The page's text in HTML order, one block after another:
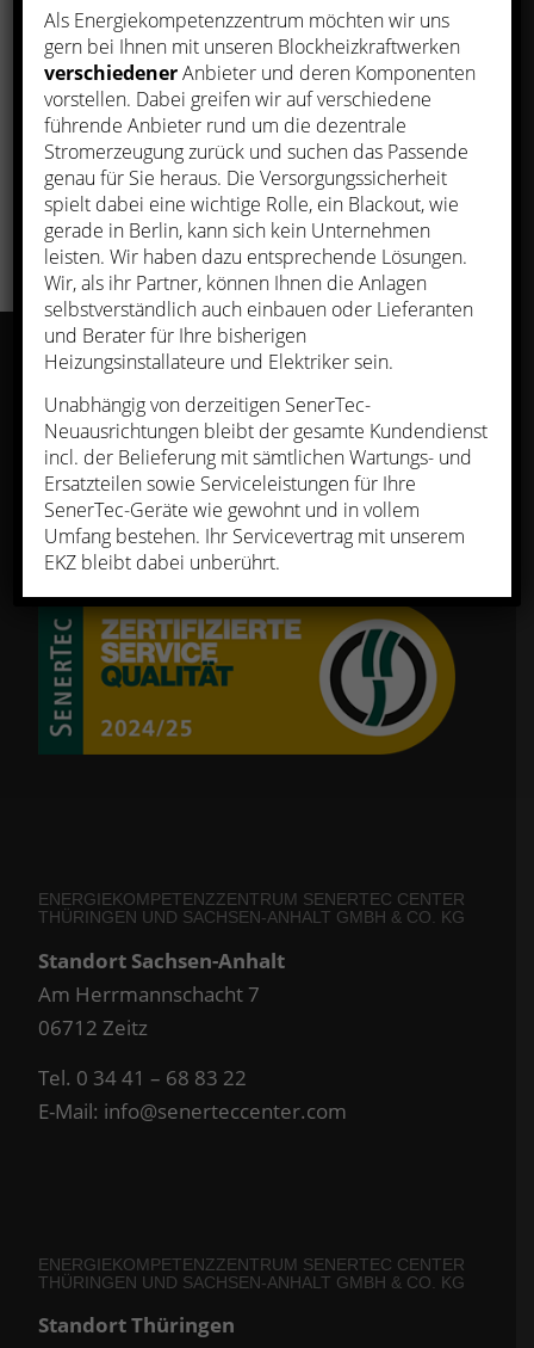
Nutzen Sie bei weiteren Fragen unsere
Internetseite:
http://www.senerteccenter.comoder
rufen Sie uns an 03628 5870200!
Die SenerTec Kraft-Wärme-Energiesysteme
GmbH, Schweinfurt wurde im März 1996
gegründet. Mittlerweile beschäftigt der BHKW-
Hersteller rund 140 Mitarbeiter.
Mehr …
ENERGIEKOMPETENZZENTRUM SENERTEC CENTER
THÜRINGEN UND SACHSEN-ANHALT GMBH & CO. KG
Standort Sachsen-Anhalt
Am Herrmannschacht 7
06712 Zeitz
Tel. 0 34 41 – 68 83 22
E-Mail: info@senerteccenter.com
ENERGIEKOMPETENZZENTRUM SENERTEC CENTER
THÜRINGEN UND SACHSEN-ANHALT GMBH & CO. KG
Standort Thüringen
Als Energiekompetenzzentrum möchten wir uns
gern bei Ihnen mit unseren Blockheizkraftwerken
verschiedenerAnbieter und deren Komponenten
vorstellen. Dabei greifen wir auf verschiedene
führende Anbieter rund um die dezentrale
Stromerzeugung zurück und suchen das Passende
genau für Sie heraus. Die Versorgungssicherheit
spielt dabei eine wichtige Rolle, ein Blackout, wie
gerade in Berlin, kann sich kein Unternehmen
leisten. Wir haben dazu entsprechende Lösungen.
Wir, als ihr Partner, können Ihnen die Anlagen
selbstverständlich auch einbauen oder Lieferanten
und Berater für Ihre bisherigen
Heizungsinstallateure und Elektriker sein.
Unabhängig von derzeitigen SenerTec-
Neuausrichtungen bleibt der gesamte Kundendienst
incl. der Belieferung mit sämtlichen Wartungs- und
Ersatzteilen sowie Serviceleistungen für Ihre
SenerTec-Geräte wie gewohnt und in vollem
Umfang bestehen. Ihr Servicevertrag mit unserem
EKZ bleibt dabei unberührt.